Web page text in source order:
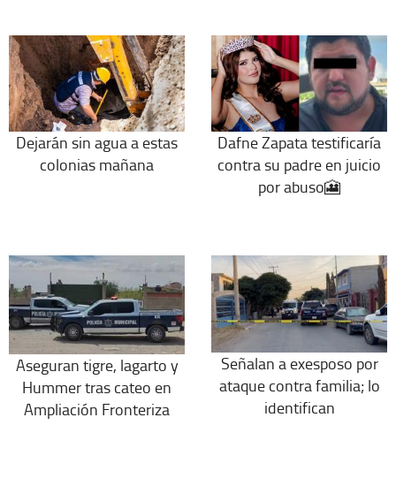
Dejarán sin agua a estas
colonias mañana
Dafne Zapata testificaría
contra su padre en juicio
por abuso🎦
Aseguran tigre, lagarto y
Hummer tras cateo en
Ampliación Fronteriza
Señalan a exesposo por
ataque contra familia; lo
identifican